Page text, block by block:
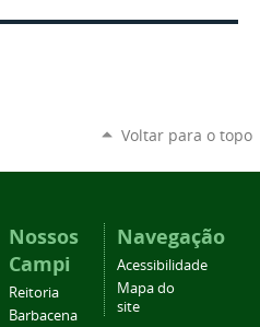
Voltar para o topo
Nossos
Campi
Reitoria
Barbacena
Navegação
Acessibilidade
Mapa do
site